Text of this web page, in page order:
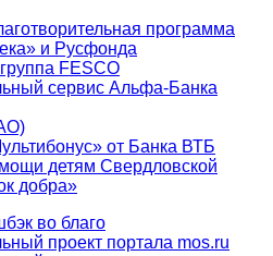
программа
и Русфонда
FESCO
сервис Альфа-Банка
от Банка ВТБ
детям Свердловской
добра»
во благо
проект портала mos.ru